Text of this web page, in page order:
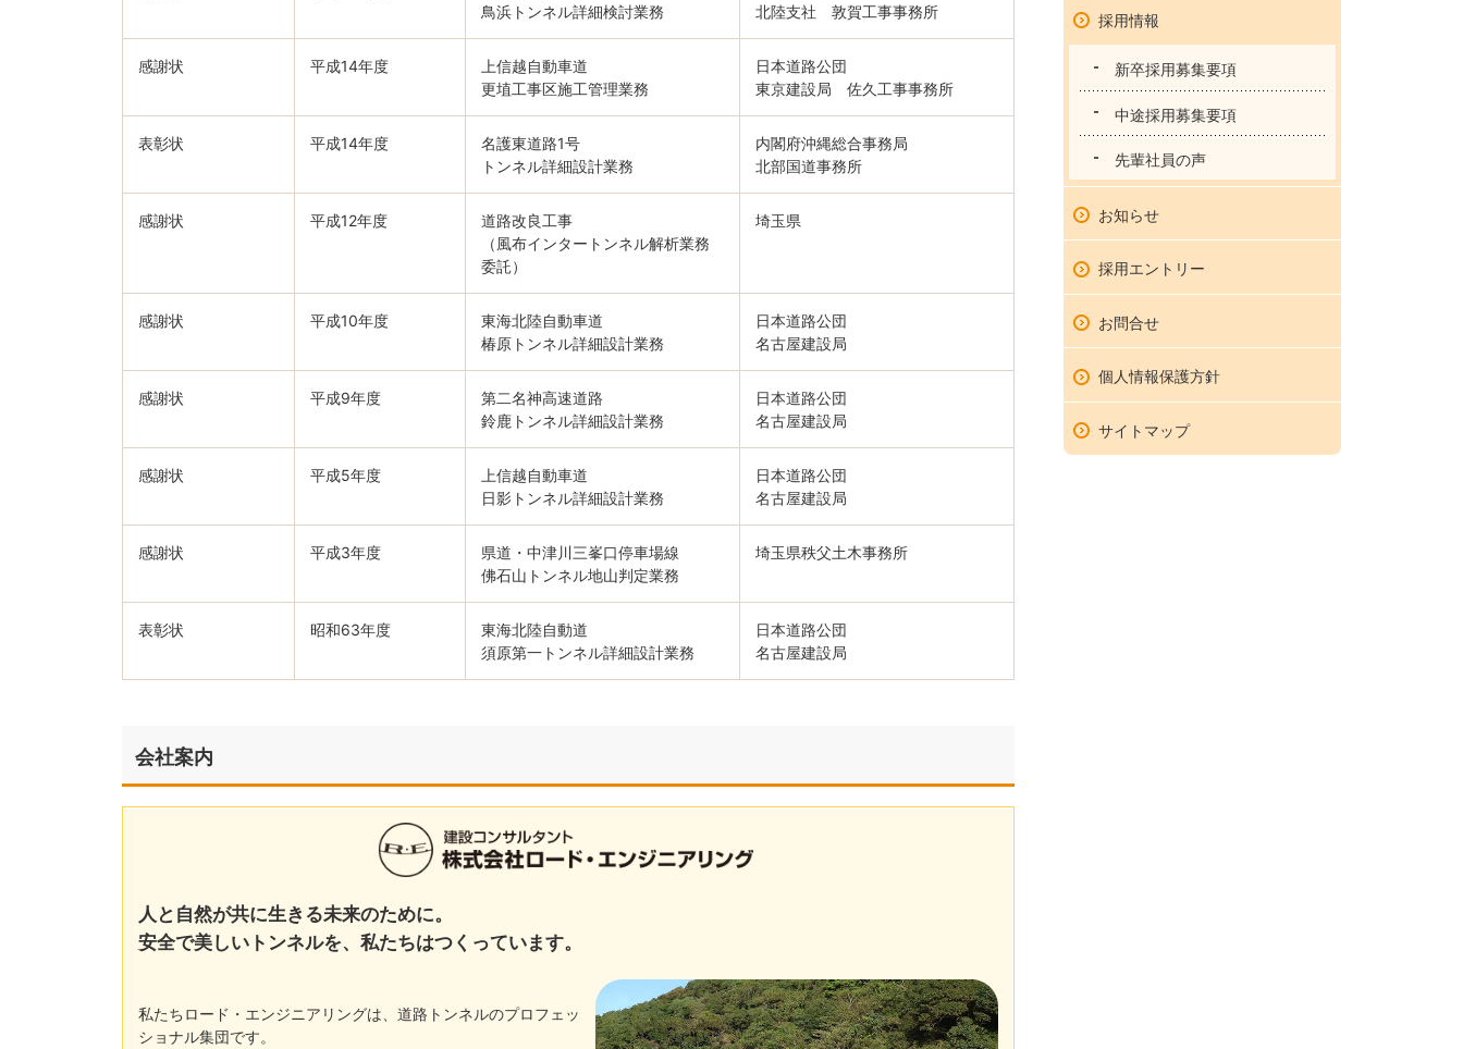
鳥浜トンネル詳細検討業務
北陸支社 敦賀工事事務所
感謝状 平成14年度
上信越自動車道
更埴工事区施工管理業務
日本道路公団
東京建設局 佐久工事事務所
表彰状 平成14年度
名護東道路1号
トンネル詳細設計業務
内閣府沖縄総合事務局
北部国道事務所
感謝状 平成12年度
道路改良工事
（風布インタートンネル解析業務
委託）
埼玉県
感謝状 平成10年度
東海北陸自動車道
椿原トンネル詳細設計業務
日本道路公団
名古屋建設局
感謝状 平成9年度
第二名神高速道路
鈴鹿トンネル詳細設計業務
日本道路公団
名古屋建設局
感謝状 平成5年度
上信越自動車道
日影トンネル詳細設計業務
日本道路公団
名古屋建設局
感謝状 平成3年度
県道・中津川三峯口停車場線
佛石山トンネル地山判定業務
埼玉県秩父土木事務所
表彰状 昭和63年度
東海北陸自動道
須原第一トンネル詳細設計業務
日本道路公団
名古屋建設局
会社案内
人と自然が共に生きる未来のために。
安全で美しいトンネルを、私たちはつくっています。
私たちロード・エンジニアリングは、道路トンネルのプロフェッ
ショナル集団です。
採用情報
新卒採用募集要項
中途採用募集要項
先輩社員の声
お知らせ
採用エントリー
お問合せ
個人情報保護方針
サイトマップ